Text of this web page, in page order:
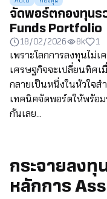
จัดพอร์ตกองทุนร
Funds Portfolio
18/02/2026 8k 1
เพราะโลกการลงทุนไม่
เศรษฐกิจจะเปลี่ยนทิศเ
กลายเป็นหนึ่งในหัวใจส
เทคนิคจัดพอร์ตให้พร้อ
กันเลย...
กระจายลง
หลักการ